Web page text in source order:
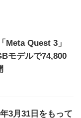
Meta Quest 3」
モデルで74,800
3月31日をもって